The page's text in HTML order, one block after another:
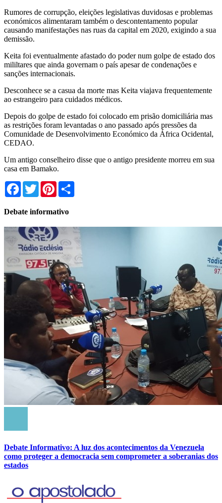
Rumores de corrupção, eleições legislativas duvidosas e problemas
económicos alimentaram também o descontentamento popular
causando manifestações nas ruas da capital em 2020, exigindo a sua
demissão.
Keita foi eventualmente afastado do poder num golpe de estado dos
mililtares que ainda governam o país apesar de condenações e
sanções internacionais.
Desconhece se a casua da morte mas Keita viajava frequentemente
ao estrangeiro para cuidados médicos.
Depois do golpe de estado foi colocado em prisão domiciliária mas
as restrições foram levantadas o ano passado após pressões da
Comunidade de Desenvolvimento Económico da África Ocidental,
CEDAO.
Um antigo conselheiro disse que o antigo presidente morreu em sua
casa em Bamako.
Facebook
TwitterPinterest
Debate informativo
Debate Informativo: A luz dos acontecimentos da Venezuela
como proteger a democracia sem comprometer a soberanias dos
estados